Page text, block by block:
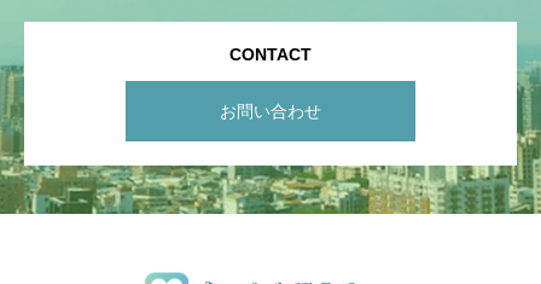
CONTACT
お問い合わせ